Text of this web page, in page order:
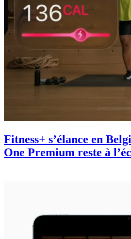
Fitness+ s’élance en
One Premium reste à